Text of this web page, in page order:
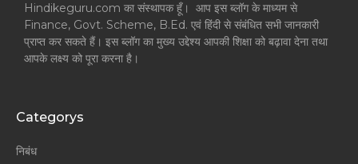
Hindikeguru.com का संस्थापक हूँ। आप इस ब्लॉग के माध्यम से
Finance, Govt. Scheme, B.Ed. एवं हिंदी से संबंधित सभी जानकारी
प्राप्त कर सकते हैं। इस ब्लॉग का मुख्य उद्देश्य आपकी शिक्षा को बढ़ावा देना तथा
आपके लक्ष्य को पूरा करना है।
Categorys
निबंध